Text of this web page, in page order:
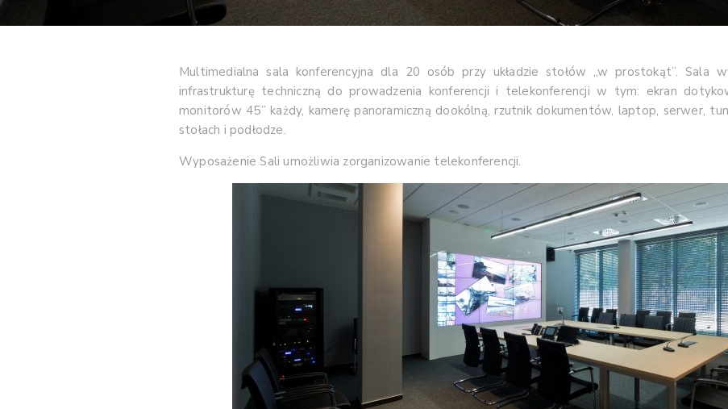
Multimedialna sala konferencyjna dla 20 osób przy układzie stołów „w prostokąt”. Sala
infrastrukturę techniczną do prowadzenia konferencji i telekonferencji w tym: ekran
monitorów 45” każdy, kamerę panoramiczną dookólną, rzutnik dokumentów, laptop, serwer,
stołach i podłodze.
Wyposażenie Sali umożliwia zorganizowanie telekonferencji.